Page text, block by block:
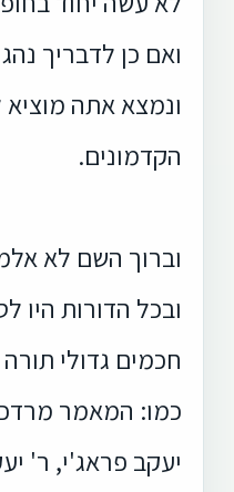
ואם כן לדבריך
ונמצא אתה מוציא
הקדמונים.
וברוך השם לא
ובכל הדורות היו
חכמים גדולי
כמו: המאמר
יעקב פראג'י, ר'